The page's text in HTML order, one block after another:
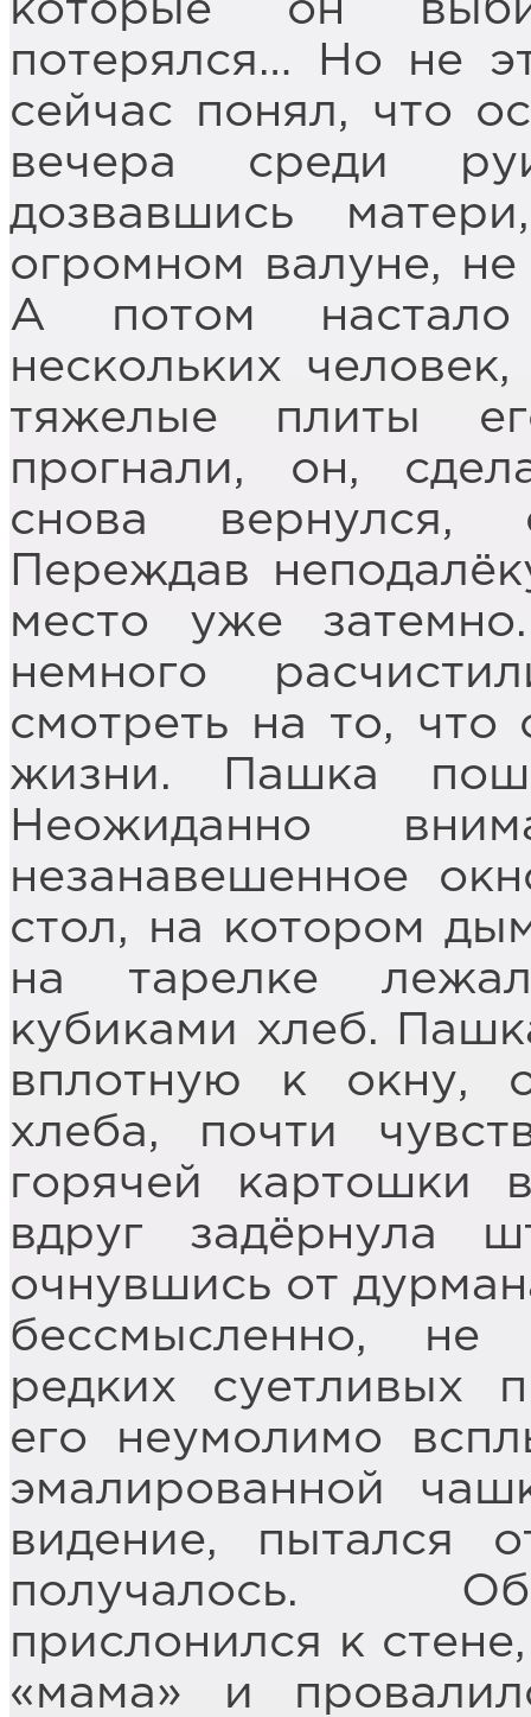
которые он
потерялся… Но не
сейчас понял, что
вечера среди
дозвавшись
огромном валуне, не
А потом
нескольких
тяжелые плиты
прогнали, он,
снова вернулся,
Переждав
место уже
немного
смотреть на то, что
жизни. Пашка
Неожиданно
незанавешенное
стол, на котором
на тарелке
кубиками хлеб.
вплотную к окну,
хлеба, почти
горячей картошки
вдруг задёрнула
очнувшись от
бессмысленно,
редких суетливых
его неумолимо
эмалированной
видение, пытался
получалось.
прислонился к
«мама» и